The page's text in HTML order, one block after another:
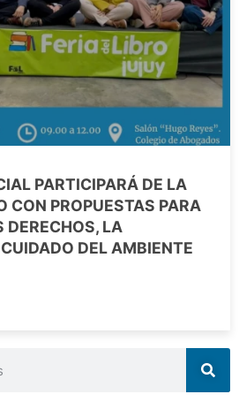
PARTICIPARÁ DE LA
CON PROPUESTAS PARA
DERECHOS, LA
DEL AMBIENTE